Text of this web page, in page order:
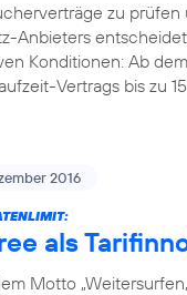
zu
Anbieters
Konditionen: Ab
Vertrags bis zu
2016
als
Motto